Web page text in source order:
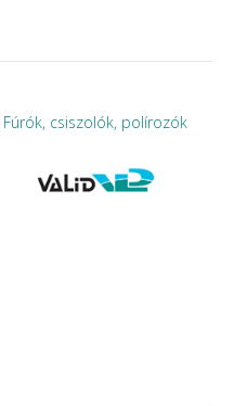
Fúrók, csiszolók, polírozók